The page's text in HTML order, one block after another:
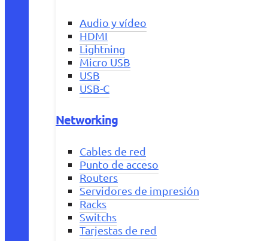
Audio y vídeo
HDMI
Lightning
Micro USB
USB
USB-C
Networking
Cables de red
Punto de acceso
Routers
Servidores de impresión
Racks
Switchs
Tarjestas de red